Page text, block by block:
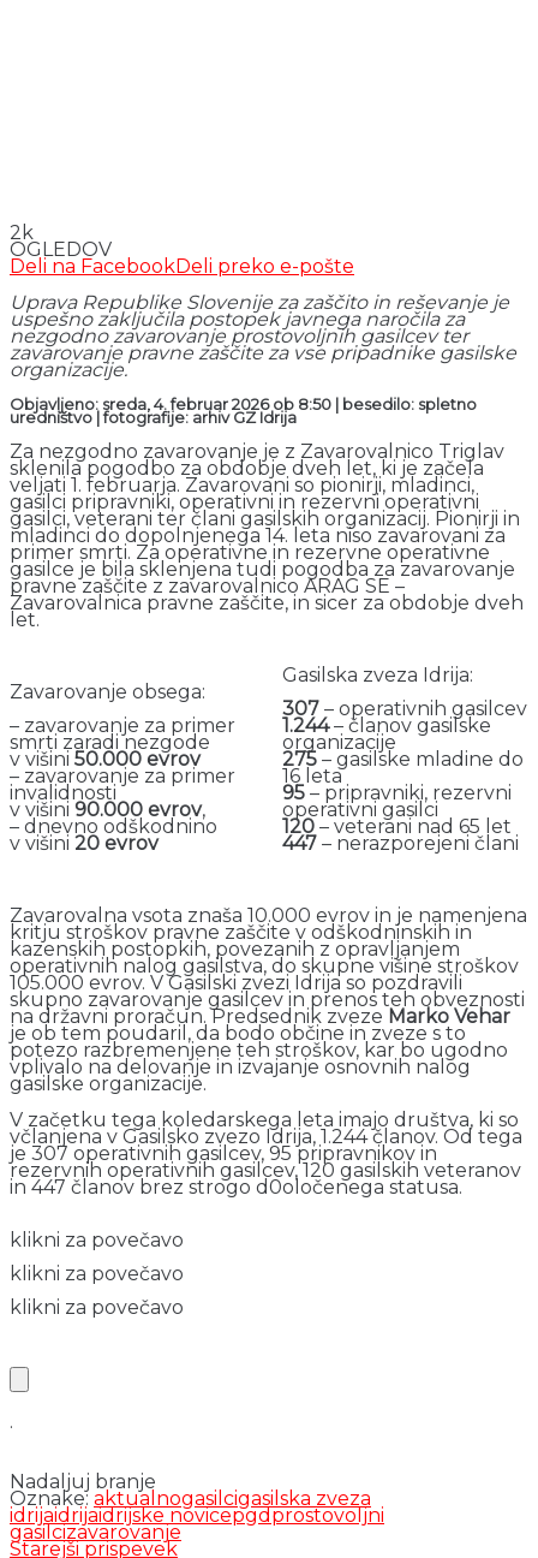
2k
OGLEDOV
Deli na FacebookDeli preko e-pošte
Uprava Republike Slovenije za zaščito in reševanje je
uspešno zaključila postopek javnega naročila za
nezgodno zavarovanje prostovoljnih gasilcev ter
zavarovanje pravne zaščite za vse pripadnike gasilske
organizacije.
Objavljeno: sreda, 4. februar 2026 ob 8:50 | besedilo: spletno
uredništvo | fotografije: arhiv GZ Idrija
Za nezgodno zavarovanje je z Zavarovalnico Triglav
sklenila pogodbo za obdobje dveh let, ki je začela
veljati 1. februarja. Zavarovani so pionirji, mladinci,
gasilci pripravniki, operativni in rezervni operativni
gasilci, veterani ter člani gasilskih organizacij. Pionirji in
mladinci do dopolnjenega 14. leta niso zavarovani za
primer smrti. Za operativne in rezervne operativne
gasilce je bila sklenjena tudi pogodba za zavarovanje
pravne zaščite z zavarovalnico ARAG SE –
Zavarovalnica pravne zaščite, in sicer za obdobje dveh
let.
Zavarovanje obsega:
– zavarovanje za primer
smrti zaradi nezgode
v višini 50.000 evrov
– zavarovanje za primer
invalidnosti
v višini 90.000 evrov,
– dnevno odškodnino
v višini 20 evrov
Gasilska zveza Idrija:
307 – operativnih gasilcev
1.244– članov gasilske
organizacije
275– gasilske mladine do
16 leta
95– pripravniki, rezervni
operativni gasilci
120– veterani nad 65 let
447 – nerazporejeni člani
Zavarovalna vsota znaša 10.000 evrov in je namenjena
kritju stroškov pravne zaščite v odškodninskih in
kazenskih postopkih, povezanih z opravljanjem
operativnih nalog gasilstva, do skupne višine stroškov
105.000 evrov. V Gasilski zvezi Idrija so pozdravili
skupno zavarovanje gasilcev in prenos teh obveznosti
na državni proračun. Predsednik zveze Marko Vehar
je ob tem poudaril, da bodo občine in zveze s to
potezo razbremenjene teh stroškov, kar bo ugodno
vplivalo na delovanje in izvajanje osnovnih nalog
gasilske organizacije.
V začetku tega koledarskega leta imajo društva, ki so
včlanjena v Gasilsko zvezo Idrija, 1.244 članov. Od tega
je 307 operativnih gasilcev, 95 pripravnikov in
rezervnih operativnih gasilcev, 120 gasilskih veteranov
in 447 članov brez strogo d0oločenega statusa.
klikni za povečavo
klikni za povečavo
klikni za povečavo
.
Nadaljuj branje
Oznake: aktualnogasilcigasilska zveza
idrijaidrijaidrijske novicepgdprostovoljni
gasilcizavarovanje
Starejši prispevek